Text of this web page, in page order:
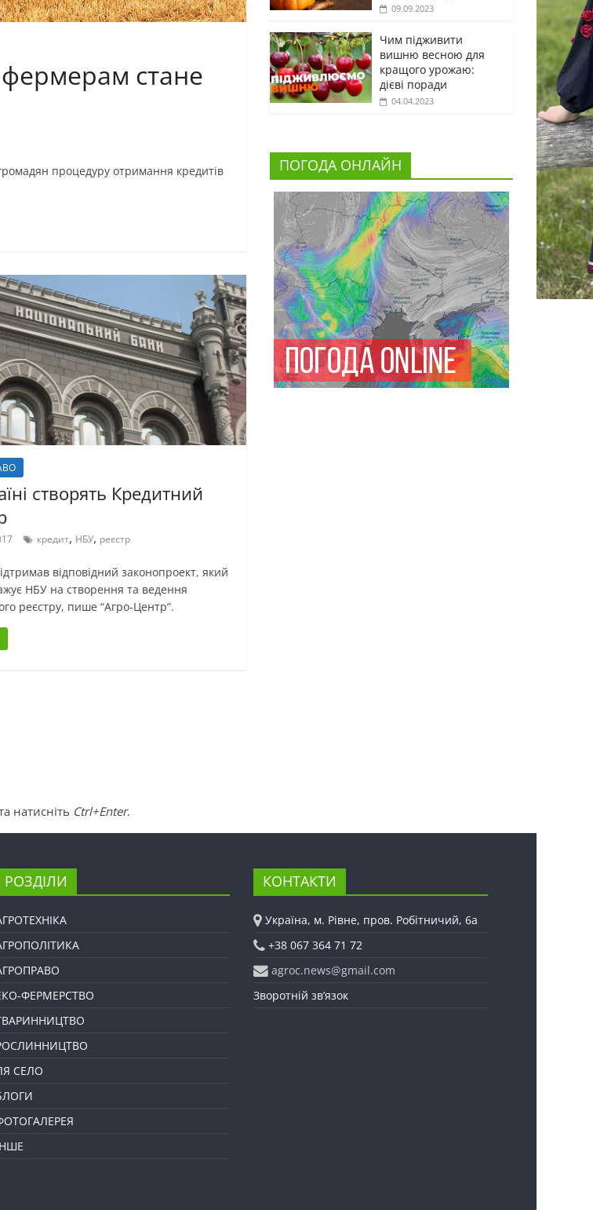
стане
процедуру отримання кредитів
створять Кредитний
кредит, НБУ, реєстр
відповідний законопроект, який
НБУ на створення та ведення
реєстру, пише “Агро-Центр”.
09.09.2023
Чим підживити
вишню весною для
кращого урожаю:
дієві поради
04.04.2023
ПОГОДА ОНЛАЙН
натисніть Ctrl+Enter.
РОЗДІЛИ
ФЕРМЕРСТВО
СЕЛО
КОНТАКТИ
Україна, м. Рівне, пров. Робітничий, 6а
+38 067 364 71 72
agroc.news@gmail.com
Зворотній зв’язок